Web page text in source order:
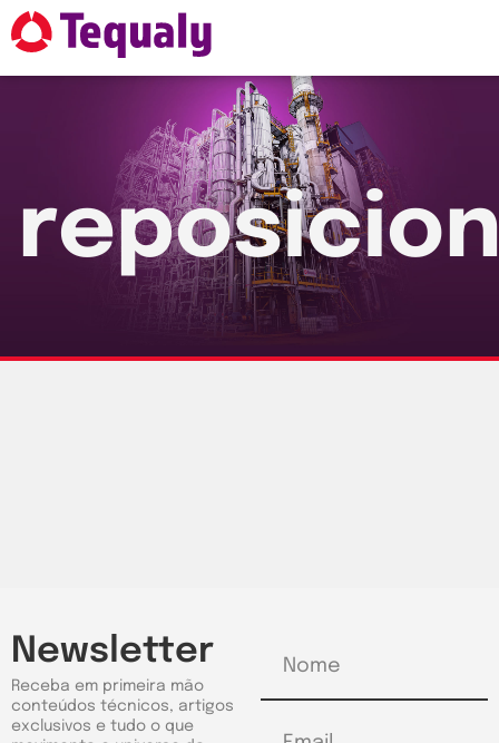
Newsletter
Receba em primeira mão
conteúdos técnicos, artigos
exclusivos e tudo o que